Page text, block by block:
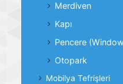
Merdiven
Kapı
Pencere
Otopark
Mobilya Tefrişleri